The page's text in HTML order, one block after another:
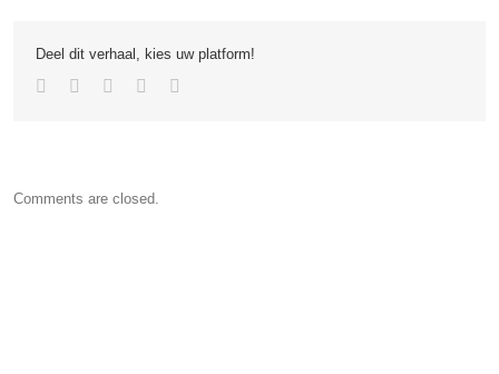
Deel dit verhaal, kies uw platform!
Comments are closed.